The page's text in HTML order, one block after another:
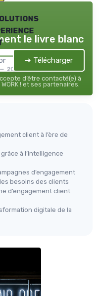
2026
le livre blanc
➔ Télécharger
d’être contacté(e) à
! et ses partenaires.
client à l’ère de
à l’intelligence
d’engagement
besoins des clients
d’engagement client
digitale de la